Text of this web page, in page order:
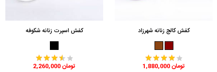
کفش کالج زنانه شهرزاد
1,880,000 تومان
کفش اسپرت زنانه شکوفه
2,260,000 تومان